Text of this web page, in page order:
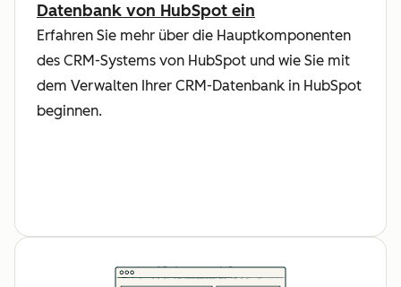
Datenbank von HubSpot ein
Erfahren Sie mehr über die Hauptkomponenten
des CRM-Systems von HubSpot und wie Sie mit
dem Verwalten Ihrer CRM-Datenbank in HubSpot
beginnen.